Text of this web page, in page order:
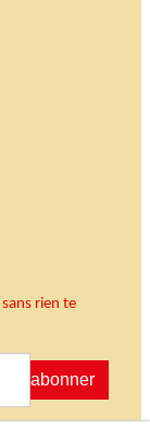
sans rien te
S'abonner